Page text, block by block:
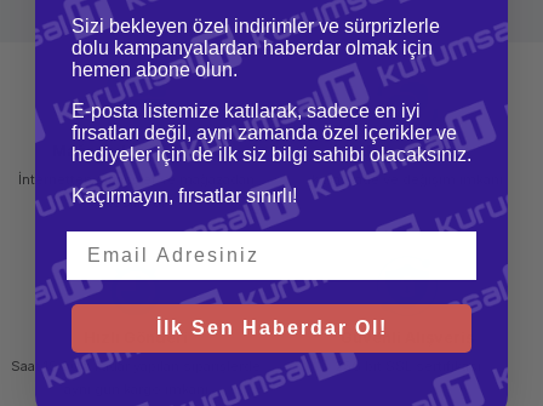
Soru Sor
Mağazadan Teslimat
İnternetten sipariş et ve mağazadan
teslim al
İade ve Değişim
Kolay iade ve değişim imkanı
Hızlı Gönderi
Saat 15.00'a kadar yapılan siparişlerde
Güvenli Alışveriş
256 bit SSL sertifikası
Sizi bekleyen özel indirimler ve sürprizlerle
dolu kampanyalardan haberdar olmak için
hemen abone olun.
E-posta listemize katılarak, sadece en iyi
fırsatları değil, aynı zamanda özel içerikler ve
hediyeler için de ilk siz bilgi sahibi olacaksınız.
Kaçırmayın, fırsatlar sınırlı!
İlk Sen Haberdar Ol!